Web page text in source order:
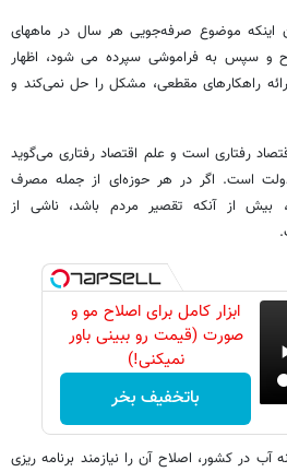
اینکه موضوع صرفه‌جویی هر سال در ماههای
و سپس به فراموشی سپرده می شود، اظهار
راهکارهای مقطعی، مشکل را حل نمی‌کند و
رفتاری است و علم اقتصاد رفتاری می‌گوید
است. اگر در هر حوزه‌ای از جمله مصرف
بیش از آنکه تقصیر مردم باشد، ناشی از
ابزار کامل برای اصلاح مو و
صورت (قیمت رو ببینی باور
نمیکنی!)
باتخفیف بخر
آب در کشور، اصلاح آن را نیازمند برنامه ریزی